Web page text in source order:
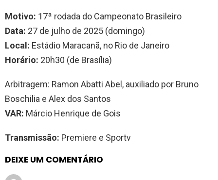
Motivo: 17ª rodada do Campeonato Brasileiro
Data: 27 de julho de 2025 (domingo)
Local: Estádio Maracanã, no Rio de Janeiro
Horário: 20h30 (de Brasília)
Arbitragem: Ramon Abatti Abel, auxiliado por Bruno
Boschilia e Alex dos Santos
VAR: Márcio Henrique de Gois
Transmissão: Premiere e Sportv
DEIXE UM COMENTÁRIO